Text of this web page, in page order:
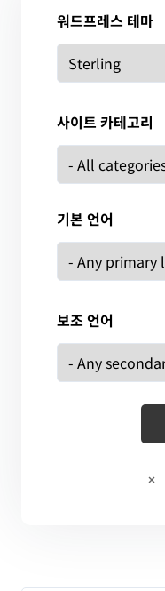
워드프레스 테마
사이트 카테고리
기본 언어
보조 언어